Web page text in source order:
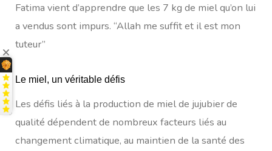
Fatima vient d’apprendre que les 7 kg de miel qu’on lui
a vendus sont impurs. “Allah me suffit et il est mon
tuteur”
Le miel, un véritable défis
Les défis liés à la production de miel de jujubier de
qualité dépendent de nombreux facteurs liés au
changement climatique, au maintien de la santé des